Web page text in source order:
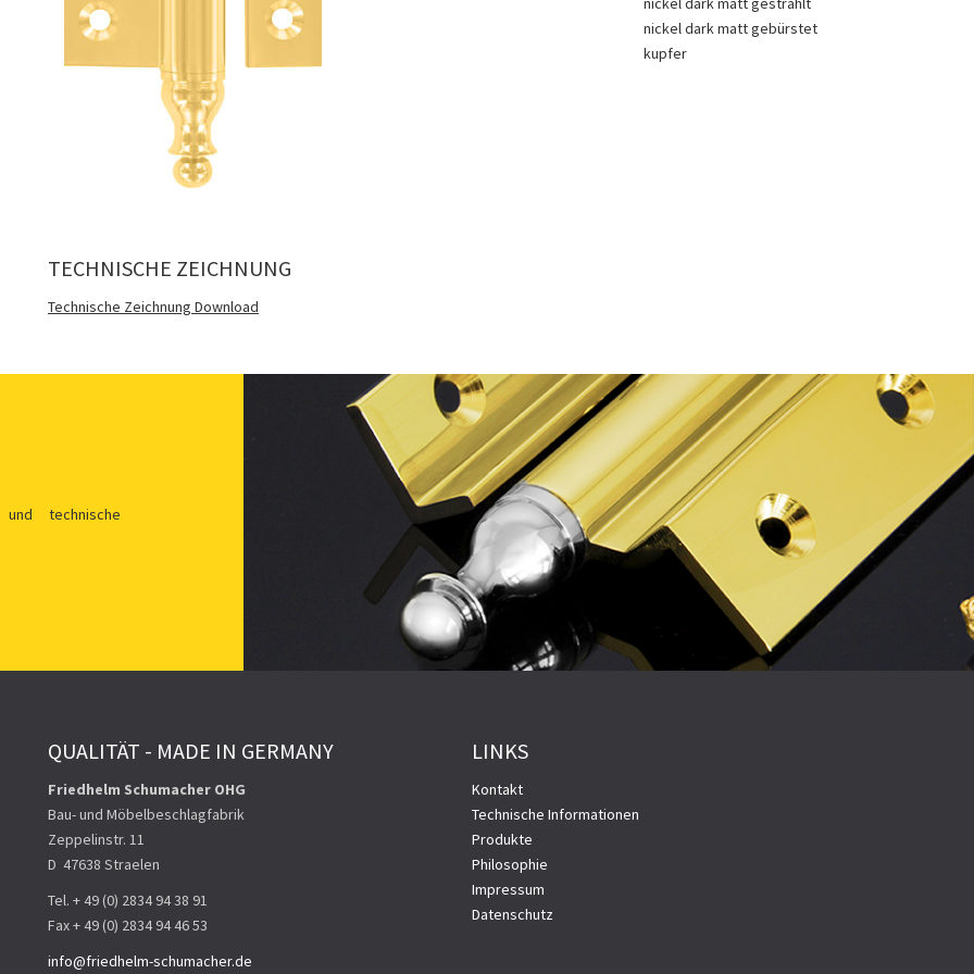
nickel dark matt gebürstet
kupfer
TECHNISCHE ZEICHNUNG
Technische Zeichnung Download
technische
QUALITÄT - MADE IN GERMANY
Friedhelm Schumacher OHG
Bau- und Möbelbeschlagfabrik
Zeppelinstr. 11
D ­ 47638 Straelen
Tel. + 49 (0) 2834 94 38 91
Fax + 49 (0) 2834 94 46 53
info@friedhelm-schumacher.de
LINKS
Kontakt
Technische Informationen
Produkte
Philosophie
Impressum
Datenschutz